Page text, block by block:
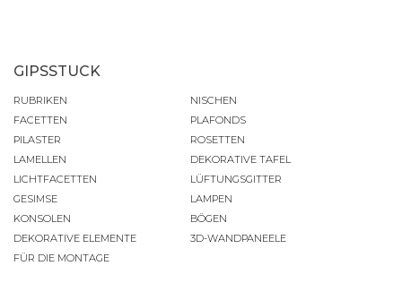
GIPSSTUCK
RUBRIKEN
FACETTEN
PILASTER
LAMELLEN
LICHTFACETTEN
GESIMSE
KONSOLEN
DEKORATIVE ELEMENTE
FÜR DIE MONTAGE
NISCHEN
PLAFONDS
ROSETTEN
DEKORATIVE TAFEL
LÜFTUNGSGITTER
LAMPEN
BÖGEN
3D-WANDPANEELE